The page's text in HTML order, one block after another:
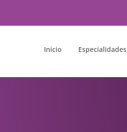
Inicio Especialidades